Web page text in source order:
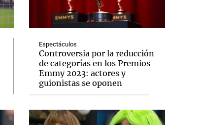
Espectáculos
Controversia por la reducción
de categorías en los Premios
Emmy 2023: actores y
guionistas se oponen